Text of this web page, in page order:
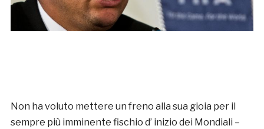
Non ha voluto mettere un freno alla sua gioia per il
sempre più imminente fischio d’ inizio dei Mondiali –